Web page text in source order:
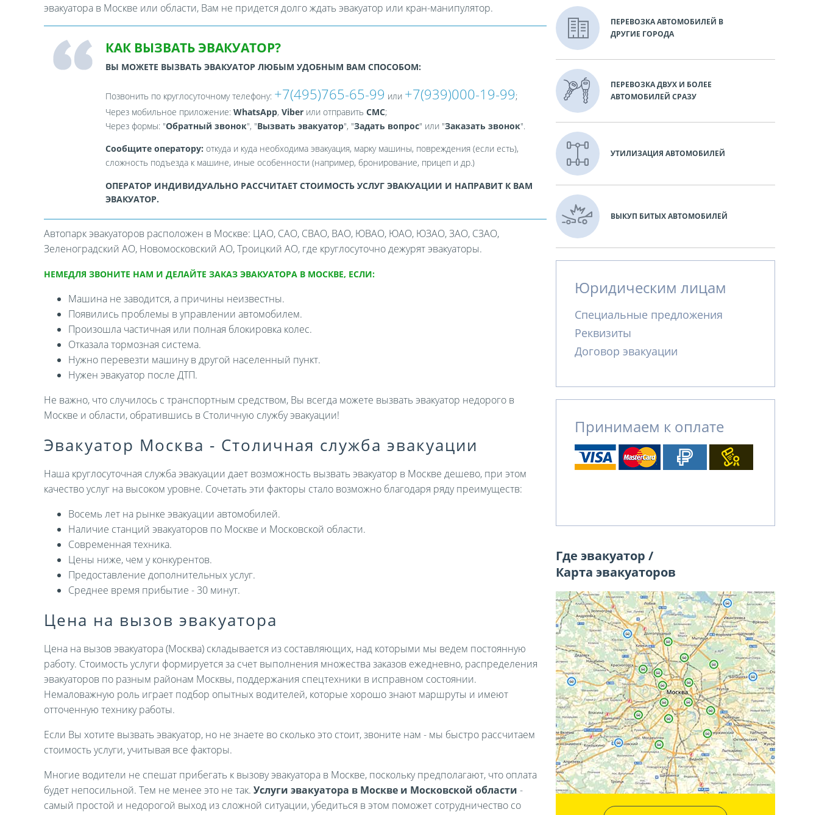
эвакуатора в Москве или области, Вам не придется долго ждать эвакуатор или кран-манипулятор.
КАК ВЫЗВАТЬ ЭВАКУАТОР?
ВЫ МОЖЕТЕ ВЫЗВАТЬ ЭВАКУАТОР ЛЮБЫМ УДОБНЫМ ВАМ СПОСОБОМ:
Позвонить по круглосуточному телефону: +7(495)765-65-99 или +7(939)000-19-99;
Через мобильное приложение: WhatsApp, Viberили отправить СМС;
Через формы: "Обратный звонок", "Вызвать эвакуатор", "Задать вопрос" или "Заказать звонок".
Сообщите оператору: откуда и куда необходима эвакуация, марку машины, повреждения (если есть),
сложность подъезда к машине, иные особенности (например, бронирование, прицеп и др.)
ОПЕРАТОР ИНДИВИДУАЛЬНО РАССЧИТАЕТ СТОИМОСТЬ УСЛУГ ЭВАКУАЦИИ И НАПРАВИТ К ВАМ
ЭВАКУАТОР.
Автопарк эвакуаторов расположен в Москве: ЦАО, САО, СВАО, ВАО, ЮВАО, ЮАО, ЮЗАО, ЗАО, СЗАО,
Зеленоградский АО, Новомосковский АО, Троицкий АО, где круглосуточно дежурят эвакуаторы.
НЕМЕДЛЯ ЗВОНИТЕ НАМ И ДЕЛАЙТЕ ЗАКАЗ ЭВАКУАТОРА В МОСКВЕ, ЕСЛИ:
Машина не заводится, а причины неизвестны.
Появились проблемы в управлении автомобилем.
Произошла частичная или полная блокировка колес.
Отказала тормозная система.
Нужно перевезти машину в другой населенный пункт.
Нужен эвакуатор после ДТП.
Не важно, что случилось с транспортным средством, Вы всегда можете вызвать эвакуатор недорого в
Москве и области, обратившись в Столичную службу эвакуации!
Эвакуатор Москва - Столичная служба эвакуации
Наша круглосуточная служба эвакуации дает возможность вызвать эвакуатор в Москве дешево, при этом
качество услуг на высоком уровне. Сочетать эти факторы стало возможно благодаря ряду преимуществ:
Восемь лет на рынке эвакуации автомобилей.
Наличие станций эвакуаторов по Москве и Московской области.
Современная техника.
Цены ниже, чем у конкурентов.
Предоставление дополнительных услуг.
Среднее время прибытие - 30 минут.
Цена на вызов эвакуатора
Цена на вызов эвакуатора (Москва) складывается из составляющих, над которыми мы ведем постоянную
работу. Стоимость услуги формируется за счет выполнения множества заказов ежедневно, распределения
эвакуаторов по разным районам Москвы, поддержания спецтехники в исправном состоянии.
Немаловажную роль играет подбор опытных водителей, которые хорошо знают маршруты и имеют
отточенную технику работы.
Если Вы хотите вызвать эвакуатор, но не знаете во сколько это стоит, звоните нам - мы быстро рассчитаем
стоимость услуги, учитывая все факторы.
Многие водители не спешат прибегать к вызову эвакуатора в Москве, поскольку предполагают, что оплата
будет непосильной. Тем не менее это не так. Услуги эвакуатора в Москве и Московской области -
самый простой и недорогой выход из сложной ситуации, убедиться в этом поможет сотрудничество со
ПЕРЕВОЗКА АВТОМОБИЛЕЙ В
ДРУГИЕ ГОРОДА
ПЕРЕВОЗКА ДВУХ И БОЛЕЕ
АВТОМОБИЛЕЙ СРАЗУ
УТИЛИЗАЦИЯ АВТОМОБИЛЕЙ
ВЫКУП БИТЫХ АВТОМОБИЛЕЙ
Юридическим лицам
Специальные предложения
Реквизиты
Договор эвакуации
Принимаем к оплате
Где эвакуатор /
Карта эвакуаторов